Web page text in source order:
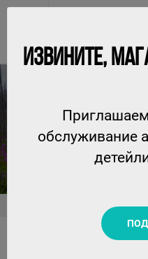
СИЛОВАЯ
Новости
ИЗВИНИТЕ,
обслуживание